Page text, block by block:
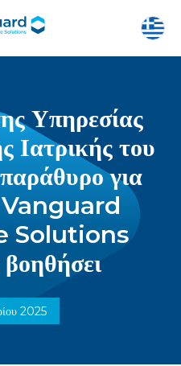
Υπηρεσίας
Ιατρικής του
για
Vanguard
Solutions
2025